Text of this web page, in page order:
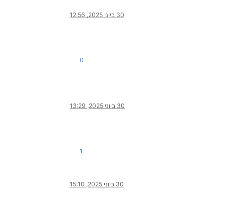
30 ביוני 2025, 12:56
0
30 ביוני 2025, 13:29
1
30 ביוני 2025, 15:10